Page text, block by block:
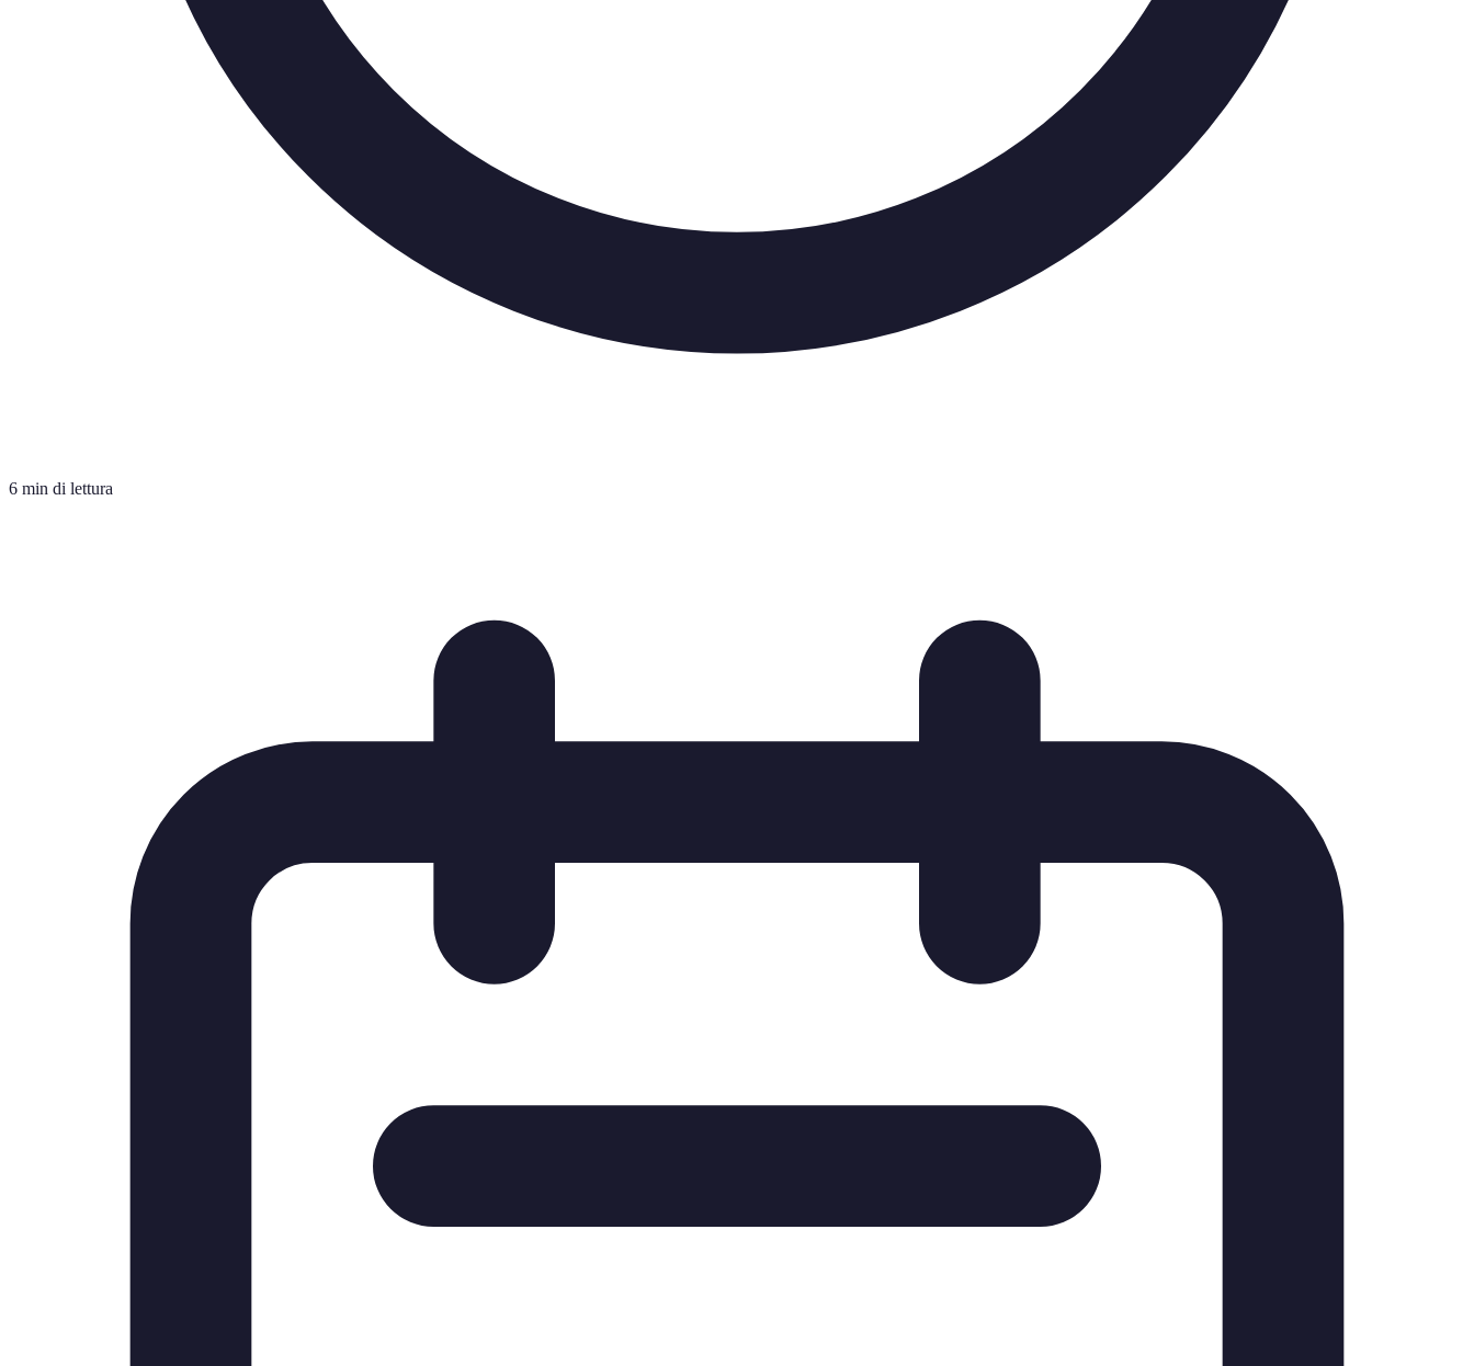
6 min di lettura